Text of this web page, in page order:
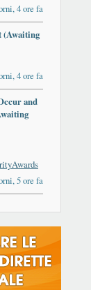
4 ore fa
(Awaiting
4 ore fa
and
5 ore fa